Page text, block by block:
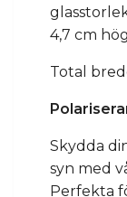
4,7 cm
Total
Skydda
syn med
Perfekta